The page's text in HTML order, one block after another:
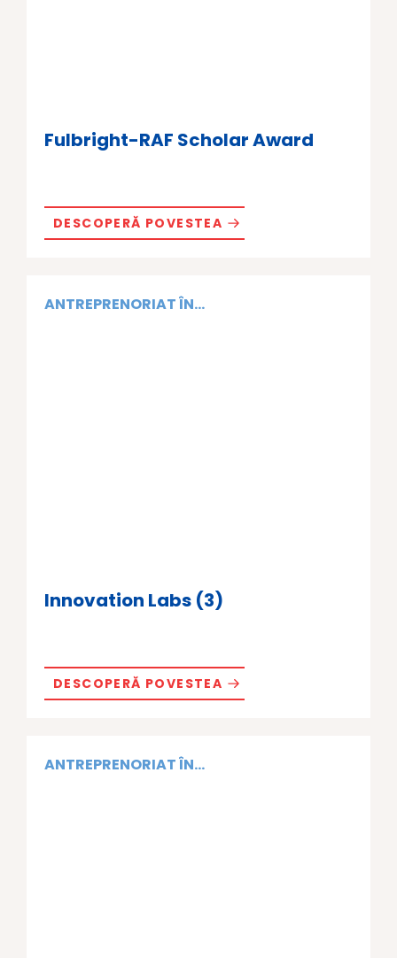
Fulbright-RAF Scholar Award
DESCOPERĂ POVESTEA
ANTREPRENORIAT ÎN...
Innovation Labs (3)
DESCOPERĂ POVESTEA
ANTREPRENORIAT ÎN...